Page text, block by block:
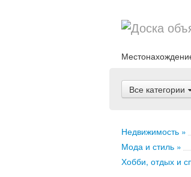
Все категории
Недвижимость »
Мода и стиль »
Хобби, отдых и